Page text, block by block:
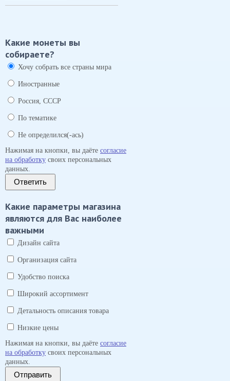
Какие монеты вы
собираете?
Хочу собрать все страны мира
Иностранные
Россия, СССР
По тематике
Не определился(-ась)
Нажимая на кнопки, вы даёте согласие
на обработку своих персональных
данных.
Ответить
Какие параметры магазина
являются для Вас наиболее
важными
Дизайн сайта
Организация сайта
Удобство поиска
Широкий ассортимент
Детальность описания товара
Низкие цены
Нажимая на кнопки, вы даёте согласие
на обработку своих персональных
данных.
Отправить